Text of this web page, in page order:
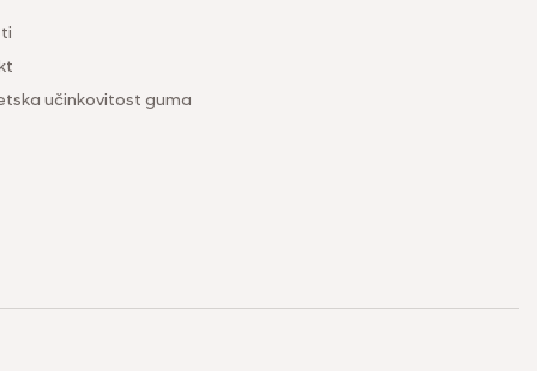
učinkovitost guma